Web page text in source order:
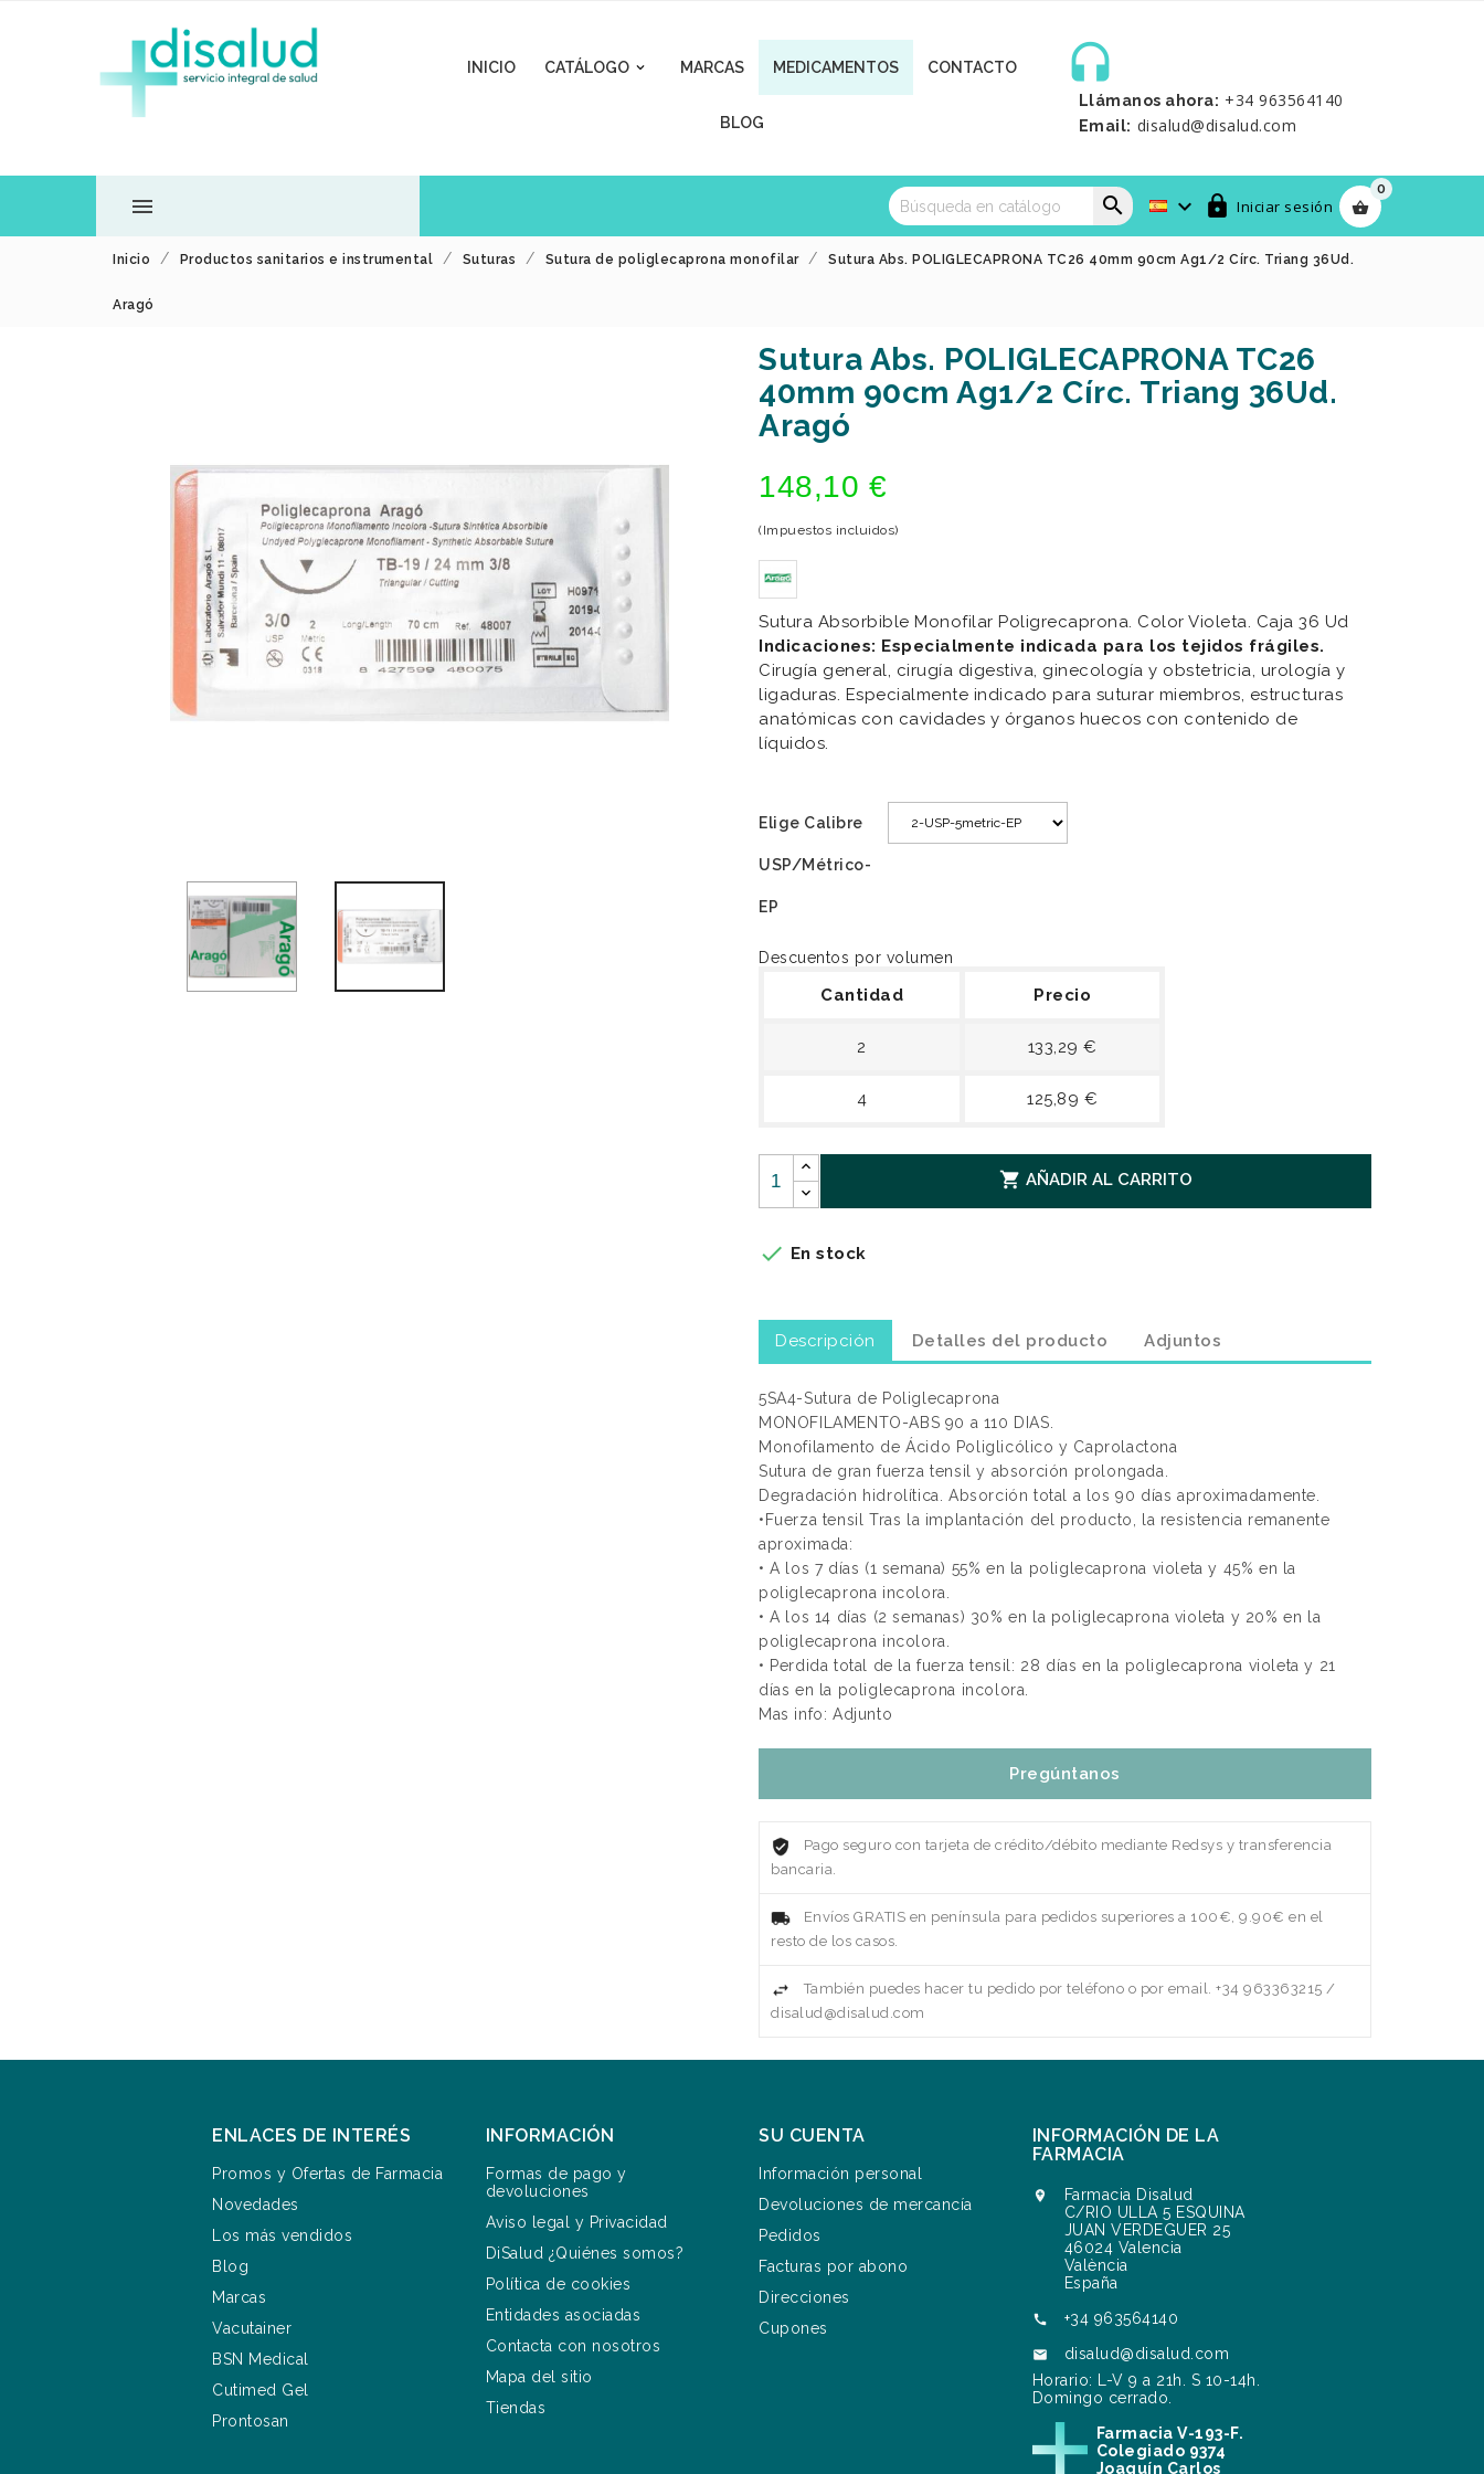
INICIO 
CATÁLOGO MARCAS MEDICAMENTOS CONTACTO
BLOG

Llámanos ahora: +34 963564140
Email: disalud@disalud.com

TODOS LOS

0
 Iniciar sesión


Inicio Productos sanitarios e instrumental Suturas Sutura de poliglecaprona monofilar Sutura Abs. POLIGLECAPRONA TC26 40mm 90cm Ag1/2 Círc. Triang 36Ud.
Aragó
Sutura Abs. POLIGLECAPRONA TC26
40mm 90cm Ag1/2 Círc. Triang 36Ud.
Aragó
148,10 €
(Impuestos incluidos)
Sutura Absorbible Monofilar Poligrecaprona. Color Violeta. Caja 36 Ud
Indicaciones: Especialmente indicada para los tejidos frágiles.
Cirugía general, cirugía digestiva, ginecología y obstetricia, urología y
ligaduras. Especialmente indicado para suturar miembros, estructuras
anatómicas con cavidades y órganos huecos con contenido de
líquidos.
Elige Calibre
USP/Métrico-
EP
Descuentos por volumen
Cantidad Precio
2 133,29 €
4 125,89 €
 AÑADIR AL CARRITO
 En stock
Descripción Detalles del producto Adjuntos
5SA4-Sutura de Poliglecaprona
MONOFILAMENTO-ABS 90 a 110 DIAS.
Monofilamento de Ácido Poliglicólico y Caprolactona
Sutura de gran fuerza tensil y absorción prolongada.
Degradación hidrolítica. Absorción total a los 90 días aproximadamente.
•Fuerza tensil Tras la implantación del producto, la resistencia remanente
aproximada:
• A los 7 días (1 semana) 55% en la poliglecaprona violeta y 45% en la
poliglecaprona incolora.
• A los 14 días (2 semanas) 30% en la poliglecaprona violeta y 20% en la
poliglecaprona incolora.
• Perdida total de la fuerza tensil: 28 días en la poliglecaprona violeta y 21
días en la poliglecaprona incolora.
Mas info: Adjunto
Pregúntanos
Pago seguro con tarjeta de crédito/débito mediante Redsys y transferencia
bancaria.
Envíos GRATIS en península para pedidos superiores a 100€, 9.90€ en el
resto de los casos.
También puedes hacer tu pedido por teléfono o por email. +34 963363215 /
disalud@disalud.com
ENLACES DE INTERÉS
Promos y Ofertas de Farmacia
Novedades
Los más vendidos
Blog
Marcas
Vacutainer
BSN Medical
Cutimed Gel
Prontosan
INFORMACIÓN
Formas de pago y
devoluciones
Aviso legal y Privacidad
DiSalud ¿Quiénes somos?
Política de cookies
Entidades asociadas
Contacta con nosotros
Mapa del sitio
Tiendas
SU CUENTA
Información personal
Devoluciones de mercancía
Pedidos
Facturas por abono
Direcciones
Cupones
INFORMACIÓN DE LA
FARMACIA

Farmacia Disalud
C/RIO ULLA 5 ESQUINA
JUAN VERDEGUER 25
46024 Valencia
València
España
 +34 963564140

disalud@disalud.com
Horario: L-V 9 a 21h. S 10-14h.
Domingo cerrado.
Farmacia V-193-F.
Colegiado 9374
Joaquín Carlos